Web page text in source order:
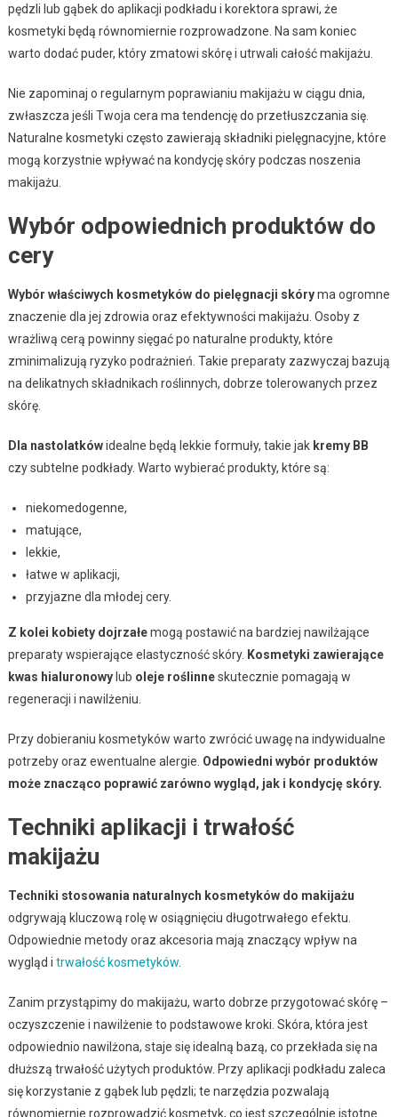
pędzli lub gąbek do aplikacji podkładu i korektora sprawi, że
kosmetyki będą równomiernie rozprowadzone. Na sam koniec
warto dodać puder, który zmatowi skórę i utrwali całość makijażu.
Nie zapominaj o regularnym poprawianiu makijażu w ciągu dnia,
zwłaszcza jeśli Twoja cera ma tendencję do przetłuszczania się.
Naturalne kosmetyki często zawierają składniki pielęgnacyjne, które
mogą korzystnie wpływać na kondycję skóry podczas noszenia
makijażu.
Wybór odpowiednich produktów do
cery
Wybór właściwych kosmetyków do pielęgnacji skóryma ogromne
znaczenie dla jej zdrowia oraz efektywności makijażu. Osoby z
wrażliwą cerą powinny sięgać po naturalne produkty, które
zminimalizują ryzyko podrażnień. Takie preparaty zazwyczaj bazują
na delikatnych składnikach roślinnych, dobrze tolerowanych przez
skórę.
Dla nastolatkówidealne będą lekkie formuły, takie jak kremy BB
czy subtelne podkłady. Warto wybierać produkty, które są:
niekomedogenne,
matujące,
lekkie,
łatwe w aplikacji,
przyjazne dla młodej cery.
Z kolei kobiety dojrzałemogą postawić na bardziej nawilżające
preparaty wspierające elastyczność skóry. Kosmetyki zawierające
kwas hialuronowylub oleje roślinneskutecznie pomagają w
regeneracji i nawilżeniu.
Przy dobieraniu kosmetyków warto zwrócić uwagę na indywidualne
potrzeby oraz ewentualne alergie. Odpowiedni wybór produktów
może znacząco poprawić zarówno wygląd, jak i kondycję skóry.
Techniki aplikacji i trwałość
makijażu
Techniki stosowania naturalnych kosmetyków do makijażu
odgrywają kluczową rolę w osiągnięciu długotrwałego efektu.
Odpowiednie metody oraz akcesoria mają znaczący wpływ na
wygląd i trwałość kosmetyków.
Zanim przystąpimy do makijażu, warto dobrze przygotować skórę –
oczyszczenie i nawilżenie to podstawowe kroki. Skóra, która jest
odpowiednio nawilżona, staje się idealną bazą, co przekłada się na
dłuższą trwałość użytych produktów. Przy aplikacji podkładu zaleca
się korzystanie z gąbek lub pędzli; te narzędzia pozwalają
równomiernie rozprowadzić kosmetyk, co jest szczególnie istotne